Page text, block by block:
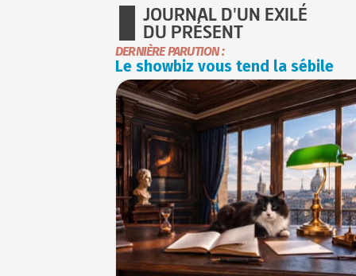
JOURNAL D'UN EXILÉ
DU PRÉSENT
DERNIÈRE PARUTION :
Le showbiz vous tend la sébile